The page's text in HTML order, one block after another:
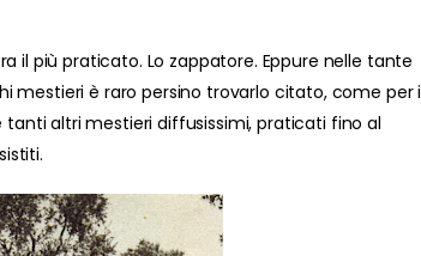
il più praticato. Lo zappatore. Eppure nelle tante
mestieri è raro persino trovarlo citato, come per i
altri mestieri diffusissimi, praticati fino al